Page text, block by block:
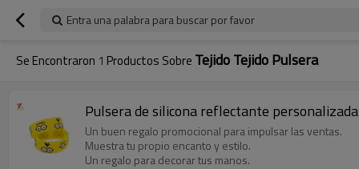
Entra una palabra para buscar por favor
Se Encontraron 1 Productos Sobre Tejido Tejido Pulsera
Pulsera de silicona reflectante
Un buen regalo promocional para impulsar las ventas.
Muestra tu propio encanto y estilo.
Un regalo para decorar tus manos.